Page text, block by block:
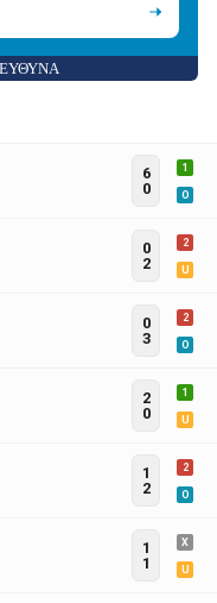
6
0
1
O
0
2
2
U
0
3
2
O
2
0
1
U
1
2
2
O
1
1
X
U